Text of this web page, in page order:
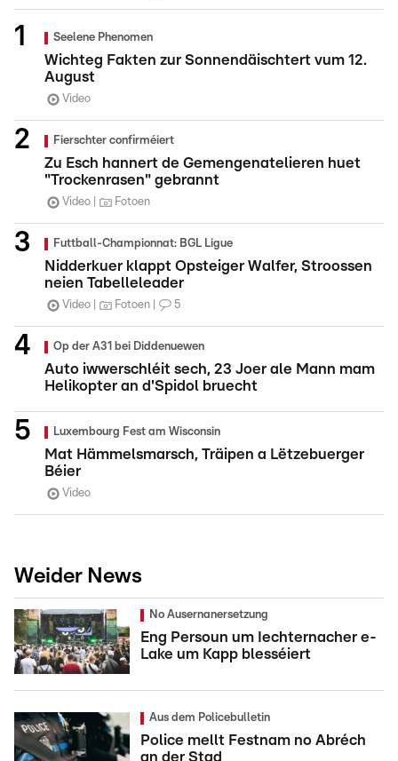
Seelene Phenomen
Wichteg Fakten zur Sonnendäischtert vum 12.
August
Video
Fierschter confirméiert
Zu Esch hannert de Gemengenatelieren huet
"Trockenrasen" gebrannt
Video Fotoen
Futtball-Championnat: BGL Ligue
Nidderkuer klappt Opsteiger Walfer, Stroossen
neien Tabelleleader
Video Fotoen 5
Op der A31 bei Diddenuewen
Auto iwwerschléit sech, 23 Joer ale Mann mam
Helikopter an d'Spidol bruecht
Luxembourg Fest am Wisconsin
Mat Hämmelsmarsch, Träipen a Lëtzebuerger
Béier
Video
Weider News
No Ausernanersetzung
Eng Persoun um Iechternacher e-
Lake um Kapp blesséiert
Aus dem Policebulletin
Police mellt Festnam no Abréch
an der Stad